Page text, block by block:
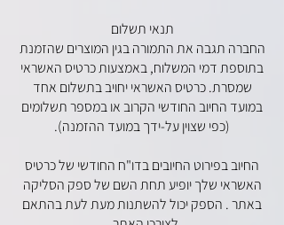
תנאי תשלום
החברה תגבה את התמורה בגין המוצרים שהזמנת
בתוספת דמי המשלוח, באמצעות כרטיס האשראי
שמסרת. כרטיס האשראי יחויב בתשלום אחד
במועד החיוב החודשי הקרוב או במספר תשלומים
(כפי שצוין על-ידך במועד ההזמנה).
החיוב בפירוט החיובים בדו"ח החודשי של כרטיס
האשראי שלך יופיע תחת השם של ספק הסליקה
באתר . הספק יכול להשתנות מעת לעת בהתאם